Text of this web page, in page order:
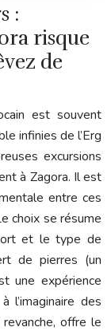
:
risque
de
est souvent
infinies de l’Erg
excursions
à Zagora. Il est
entre ces
choix se résume
et le type de
de pierres (un
une expérience
l’imaginaire des
offre le